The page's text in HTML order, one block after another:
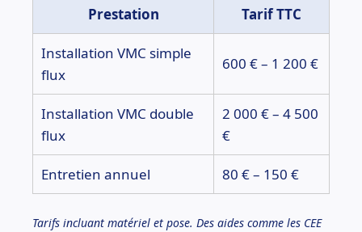
Prestation Tarif TTC
Installation VMC simple
flux
600 € – 1 200 €
Installation VMC double
flux
2 000 € – 4 500
€
Entretien annuel 80 € – 150 €
Tarifs incluant matériel et pose. Des aides comme les CEE